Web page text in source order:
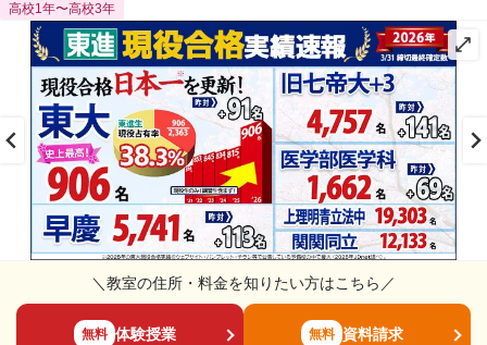
高校1年〜高校3年
＼教室の住所・料金を知りたい方はこちら／
無料 体験授業 無料 資料請求